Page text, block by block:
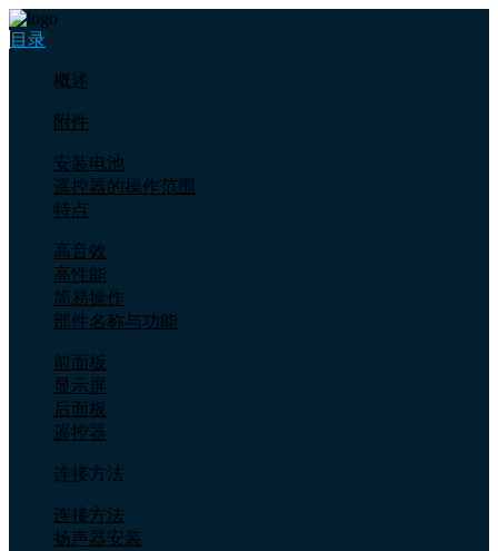
目录
概述
附件
安装电池
遥控器的操作范围
特点
高音效
高性能
简易操作
部件名称与功能
前面板
显示屏
后面板
遥控器
连接方法
连接方法
扬声器安装